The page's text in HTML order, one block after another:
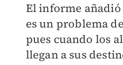
El informe añadió
es un problema
pues cuando los
llegan a sus